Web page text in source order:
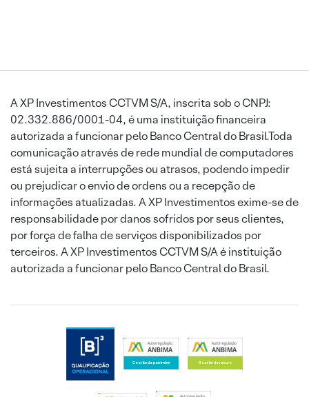
A XP Investimentos CCTVM S/A, inscrita sob o CNPJ:
02.332.886/0001-04, é uma instituição financeira
autorizada a funcionar pelo Banco Central do Brasil.Toda
comunicação através de rede mundial de computadores
está sujeita a interrupções ou atrasos, podendo impedir
ou prejudicar o envio de ordens ou a recepção de
informações atualizadas. A XP Investimentos exime-se de
responsabilidade por danos sofridos por seus clientes,
por força de falha de serviços disponibilizados por
terceiros. A XP Investimentos CCTVM S/A é instituição
autorizada a funcionar pelo Banco Central do Brasil.